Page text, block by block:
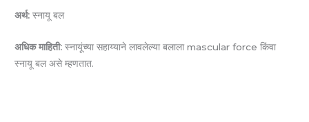
अर्थ: स्नायू बल
अधिक माहिती: स्नायूंच्या सहाय्याने लावलेल्या बलाला mascular force किंवा
स्नायू बल असे म्हणतात.